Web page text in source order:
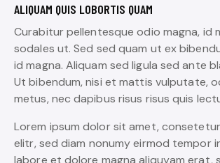
ALIQUAM QUIS LOBORTIS QUAM
Curabitur pellentesque odio magna, id
sodales ut. Sed sed quam ut ex
id magna. Aliquam sed ligula sed ante
Ut bibendum, nisi et mattis vulputate,
metus, nec dapibus risus risus quis
Lorem ipsum dolor sit amet,
elitr, sed diam nonumy eirmod tempor
labore et dolore magna aliquyam erat,